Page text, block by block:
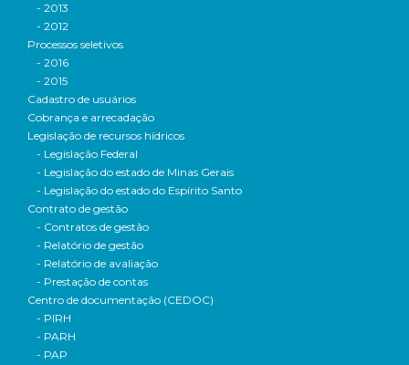
- 2013
- 2012
Processos seletivos
- 2016
- 2015
Cadastro de usuários
Cobrança e arrecadação
Legislação de recursos hídricos
- Legislação Federal
- Legislação do estado de Minas Gerais
- Legislação do estado do Espírito Santo
Contrato de gestão
- Contratos de gestão
- Relatório de gestão
- Relatório de avaliação
- Prestação de contas
Centro de documentação (CEDOC)
- PIRH
- PARH
- PAP